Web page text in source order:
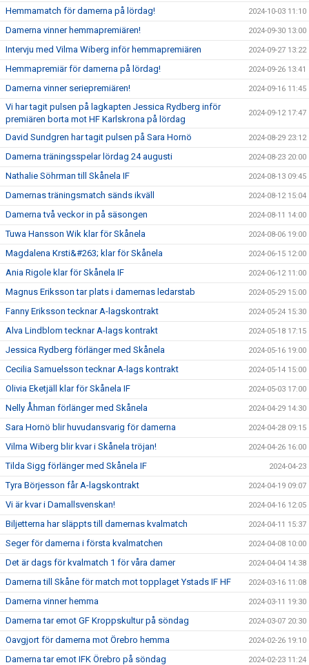
Hemmamatch för damerna på lördag! 2024-10-03 11:10
Damerna vinner hemmapremiären! 2024-09-30 13:00
Intervju med Vilma Wiberg inför hemmapremiären 2024-09-27 13:22
Hemmapremiär för damerna på lördag! 2024-09-26 13:41
Damerna vinner seriepremiären! 2024-09-16 11:45
Vi har tagit pulsen på lagkapten Jessica Rydberg inför
premiären borta mot HF Karlskrona på lördag
2024-09-12 17:47
David Sundgren har tagit pulsen på Sara Hornö 2024-08-29 23:12
Damerna träningsspelar lördag 24 augusti 2024-08-23 20:00
Nathalie Söhrman till Skånela IF 2024-08-13 09:45
Damernas träningsmatch sänds ikväll 2024-08-12 15:04
Damerna två veckor in på säsongen 2024-08-11 14:00
Tuwa Hansson Wik klar för Skånela 2024-08-06 19:00
Magdalena Krsti&#263; klar för Skånela 2024-06-15 12:00
Ania Rigole klar för Skånela IF 2024-06-12 11:00
Magnus Eriksson tar plats i damernas ledarstab 2024-05-29 15:00
Fanny Eriksson tecknar A-lagskontrakt 2024-05-24 15:30
Alva Lindblom tecknar A-lags kontrakt 2024-05-18 17:15
Jessica Rydberg förlänger med Skånela 2024-05-16 19:00
Cecilia Samuelsson tecknar A-lags kontrakt 2024-05-14 15:00
Olivia Eketjäll klar för Skånela IF 2024-05-03 17:00
Nelly Åhman förlänger med Skånela 2024-04-29 14:30
Sara Hornö blir huvudansvarig för damerna 2024-04-28 09:15
Vilma Wiberg blir kvar i Skånela tröjan! 2024-04-26 16:00
Tilda Sigg förlänger med Skånela IF 2024-04-23
Tyra Börjesson får A-lagskontrakt 2024-04-19 09:07
Vi är kvar i Damallsvenskan! 2024-04-16 12:05
Biljetterna har släppts till damernas kvalmatch 2024-04-11 15:37
Seger för damerna i första kvalmatchen 2024-04-08 10:00
Det är dags för kvalmatch 1 för våra damer 2024-04-04 14:38
Damerna till Skåne för match mot topplaget Ystads IF HF 2024-03-16 11:08
Damerna vinner hemma 2024-03-11 19:30
Damerna tar emot GF Kroppskultur på söndag 2024-03-07 20:30
Oavgjort för damerna mot Örebro hemma 2024-02-26 19:10
Damerna tar emot IFK Örebro på söndag 2024-02-23 11:24